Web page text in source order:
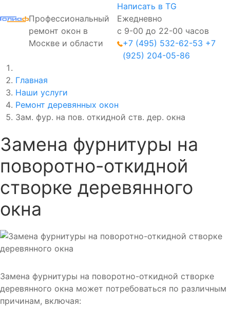
Профессиональный
ремонт окон в
Москве и области
Написать в TG
Ежедневно
с 9-00 до 22-00 часов
+7 (495) 532-62-53 +7
(925) 204-05-86
Главная
Наши услуги
Ремонт деревянных окон
Зам. фур. на пов. откидной ств. дер. окна
Замена фурнитуры на
поворотно-откидной
створке деревянного
окна
Замена фурнитуры на поворотно-откидной створке
деревянного окна может потребоваться по различным
причинам, включая: